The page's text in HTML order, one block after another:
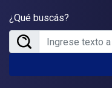
¿Qué buscás?